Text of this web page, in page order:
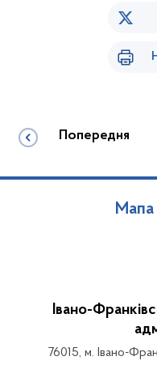
Попередня
Мапа
Івано-
76015, м. Івано-